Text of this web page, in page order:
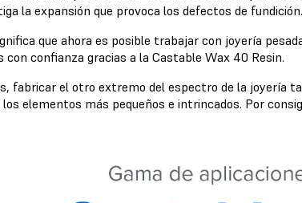
la expansión que provoca los defectos de fundición.
que ahora es posible trabajar con joyería
con confianza gracias a la Castable Wax 40 Resin.
fabricar el otro extremo del espectro de la joyería
elementos más pequeños e intrincados. Por